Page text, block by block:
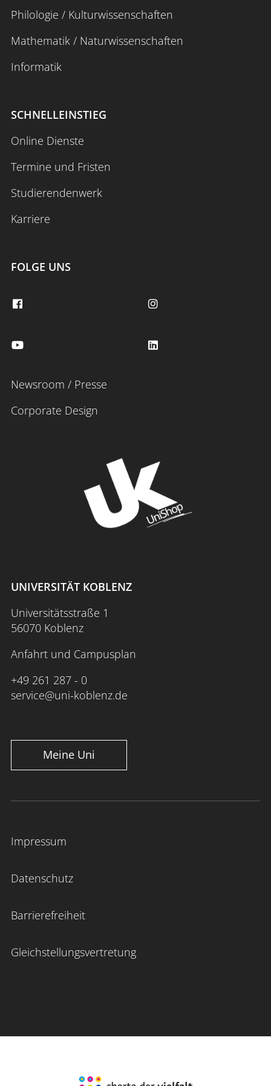
Anmelden Impressum Datenschutz
Philologie / Kulturwissenschaften
Mathematik / Naturwissenschaften
Informatik
SCHNELLEINSTIEG
Online Dienste
Termine und Fristen
Studierendenwerk
Karriere
FOLGE UNS
Newsroom / Presse
Corporate Design
UNIVERSITÄT KOBLENZ
Universitätsstraße 1
56070 Koblenz
Anfahrt und Campusplan
+49 261 287 - 0
service@uni-koblenz.de
Meine Uni
Impressum
Datenschutz
Barrierefreiheit
Gleichstellungsvertretung